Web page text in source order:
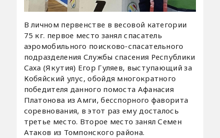
В личном первенстве в весовой категории
75 кг. первое место занял спасатель
аэромобильного поисково-спасательного
подразделения Службы спасения Республики
Саха (Якутия) Егор Гуляев, выступающий за
Кобяйский улус, обойдя многократного
победителя данного помоста Афанасия
Платонова из Амги, бесспорного фаворита
соревнования, в этот раз ему досталось
третье место. Второе место занял Семен
Атаков из Томпонского района.